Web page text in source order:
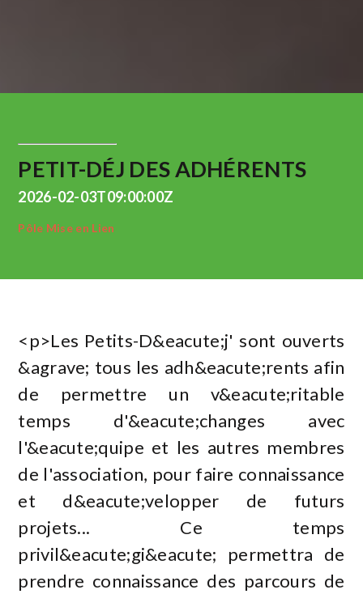
PETIT-DÉJ DES ADHÉRENTS
2026-02-03T09:00:00Z
Pôle Mise en Lien
<p>Les Petits-D&eacute;j' sont ouverts
&agrave; tous les adh&eacute;rents afin
de permettre un v&eacute;ritable
temps d'&eacute;changes avec
l'&eacute;quipe et les autres membres
de l'association, pour faire connaissance
et d&eacute;velopper de futurs
projets... Ce temps
privil&eacute;gi&eacute; permettra de
prendre connaissance des parcours de